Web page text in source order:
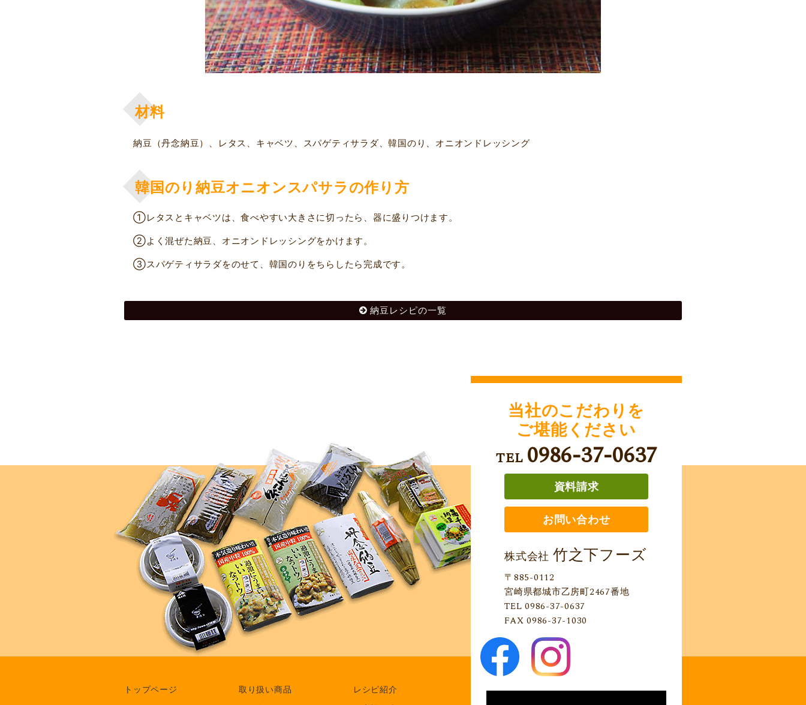
材料
納豆（丹念納豆）、レタス、キャベツ、スパゲティサラダ、韓国のり、オニオンドレッシング
韓国のり納豆オニオンスパサラの作り方
①レタスとキャベツは、食べやすい大きさに切ったら、器に盛りつけます。
②よく混ぜた納豆、オニオンドレッシングをかけます。
③スパゲティサラダをのせて、韓国のりをちらしたら完成です。
納豆レシピの一覧
当社のこだわりを
ご堪能ください
TEL 0986-37-0637
資料請求
お問い合わせ
株式会社 竹之下フーズ
〒885-0112
宮崎県都城市乙房町2467番地
TEL 0986-37-0637
FAX 0986-37-1030
トップページ 取り扱い商品
レシピ紹介